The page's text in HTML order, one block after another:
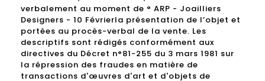
verbalement au moment de ° ARP - Joailliers
Designers - 10 Févrierla présentation de l’objet et
portées au procès-verbal de la vente. Les
descriptifs sont rédigés conformément aux
directives du Décret n°81-255 du 3 mars 1981 sur
la répression des fraudes en matière de
transactions d'œuvres d'art et d'objets de